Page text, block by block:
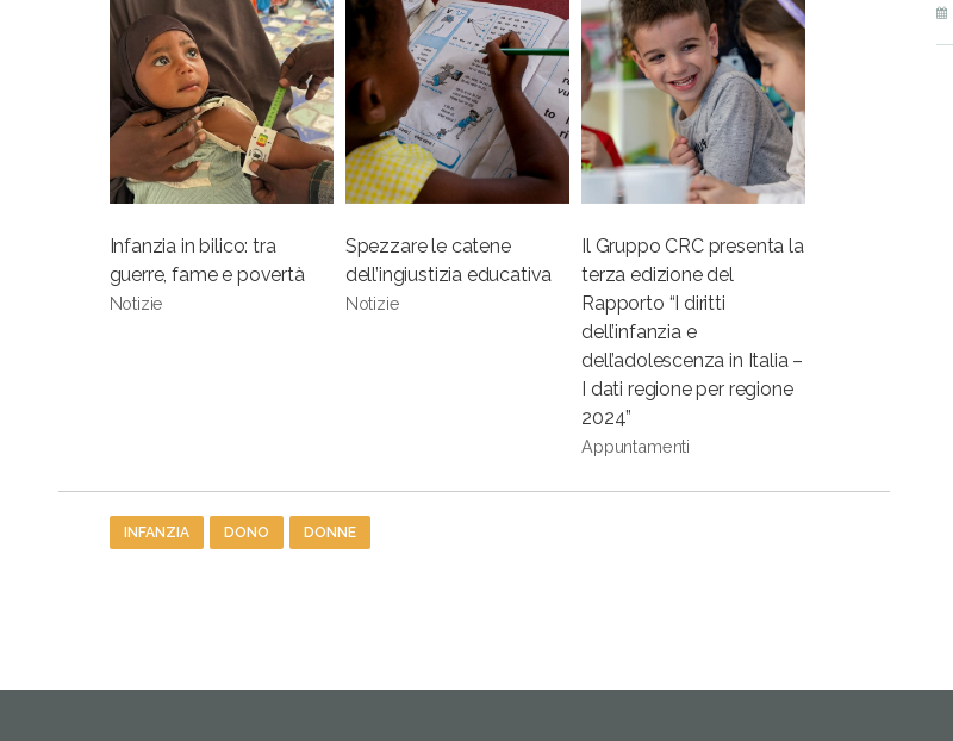
Infanzia in bilico: tra
guerre, fame e povertà
Notizie
Spezzare le catene
dell’ingiustizia educativa
Notizie
Il Gruppo CRC presenta la
terza edizione del
Rapporto “I diritti
dell’infanzia e
dell’adolescenza in Italia –
I dati regione per regione
2024”
Appuntamenti
TagINFANZIA DONO DONNE